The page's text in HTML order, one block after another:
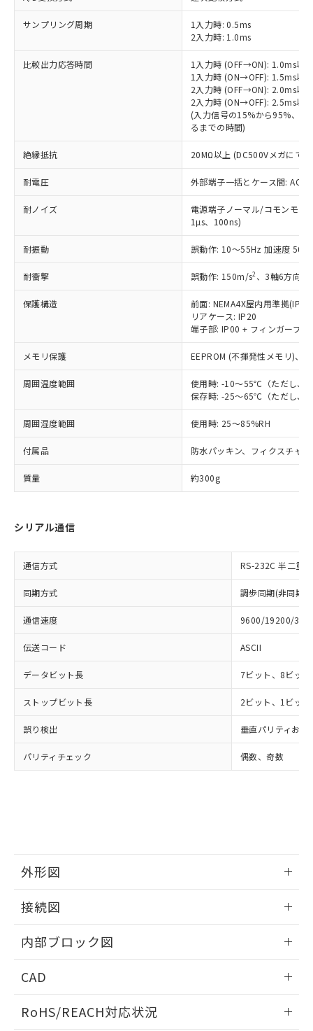
サンプリング周期
1入力時: 0.5ms
2入力時: 1.0ms
比較出力応答時間
1入力時 (OFF→ON): 1.0ms以下
1入力時 (ON→OFF): 1.5ms以下
2入力時 (OFF→ON): 2.0ms以下
2入力時 (ON→OFF): 2.5ms以下
(入力信号の15%から95%、ま
るまでの時間)
絶縁抵抗 20MΩ以上 (DC500Vメガにて)
耐電圧 外部端子一括とケース間:
耐ノイズ
電源端子ノーマル/コモンモ
1µs、100ns)
耐振動 誤動作: 10～55Hz 加速度
耐衝撃 誤動作: 150m/s2 、3軸6方向
保護構造
前面: NEMA4X屋内用準拠
リアケース: IP20
端子部: IP00 + フィンガープ
メモリ保護 EEPROM (不揮発性メモリ)、
周囲温度範囲
使用時: -10～55℃（ただし、
保存時: -25～65℃（ただし、
周囲湿度範囲 使用時: 25～85%RH
付属品 防水パッキン、フィクスチャ
質量 約300g
シリアル通信
通信方式 RS-232C 半二重
同期方式 調歩同期(非同期
通信速度 9600/19200/
伝送コード ASCII
データビット長 7ビット、8ビット
ストップビット長 2ビット、1ビット
誤り検出 垂直パリティおよ
パリティチェック 偶数、奇数
外形図
接続図
内部ブロック図
CAD
ドすることができます。
RoHS/REACH対応状況
当社制御機器事業取扱商品の中には、
本サービスの対象外となる商品もある
ことをご了承ください。
在庫状況および標準価格照会結果は、
記載している更新日時点での社内デー
タに基づき作成されるものであり、閲
覧された時点での実際の在庫および標
準価格とは異なる場合があることをご
正式な納期状況および標準価格はお客
様のお取引先、またはお客様担当のオ
ムロン制御機器販売店・当社販売員に
オムロン制御機器販売店や当社販売拠
販売ネットワーク
」をご確認
在庫状況および標準価格結果を当社の
示しないようお願いします。
マイパーツ機能（部品リスト作成サー
ビス）をご利用いただくには、I-Web
メンバーズにご登録されている必要が
お客様が当ウェブサイト上で当社にご
登録された部品リストについて、当社
および当社の共同利用者が、当社の製
品・サービスに関するお客様との取
※当社の共同利用者とは、"個人情報
の「1.共同利
用者の範囲」に記載されている法人を
いたものが、含有品と判明した場合などや
むを得ず変更することがあります。
鉛(Pb) 1000ppm以下、 水銀(Hg) 1000ppm以下、 カド
六価クロム(Cr(Ⅵ)) 1000ppm以下、ポリ臭化ビフェニル
類(PBB) 1000ppm以下、ポリ臭化ジフェニルエーテル類
(PBDE) 1000ppm以下、フタル酸ビス(2-エチルヘキシ
（DBP） 1000ppm以下、フタル酸ジイソブチル
但し、RoHS指令で産業用監視および制御機器に対する
図的な使用がないことを確認しています。
部品在庫の切り替え状況などにより、予定
※3 非含有証明書ダウンロード
下記の非含有証明書をダウンロードするこ
EU RoHS指令（10物質）の非含有証明書
51物質の非含有証明書（当社基準）
※本証明書は発行日時点で非含有を証明す
るもので、過去に遡って非含有を証明する
荷製品に未対応品が混在することから備考
既に当社にて対応品への在庫切替を完了
していることから、特段のことがない限
り、2022年1月12日より割愛しておりま
「×」：最大均質材料含有率が中国RoHSの
基準値を超えていることを示します。
「－」：未確認です。当社販売部門へお問
い合わせください。
*中国RoHS10物質の基準値 (GB/T26572)：
Pb(鉛) :1000ppm、 Hg(水銀) : 1000ppm、 Cd(カドミウ
Cr(Ⅵ)(六価クロム) : 1000ppm、 PBBs(ポリ臭化ビフェ
ニル類) : 1000ppm、 PBDEs(ポリ臭化ジフェニルエーテ
DBP(フタル酸ジブチル) : 1000ppm、 DIBP(フタル酸ジ
イソブチル) : 1000ppm、 BBP(フタル酸ブチルベンジ
DEHP(フタル酸ビス(2-エチルヘキシル)) : 1000ppm
「ｅ」：有害物質（10物質）のすべてが基
準値以下であることを示します。
「10」：通常の使用状況下において有害物
及ぼさない年数を意味します。
「－」：未確認です。当社販売部門へお問
当社は、これら貴社製品のうち、外国
為替および外国貿易法に定める商品
（以下｢規制貨物等」という）を輸出
または国外への提供する場合は、日本
国政府の輸出許可(または役務取引許
可)を取得するなどの必要な手続きを
当社は規制貨物を破棄する場合は、完
全に破砕するなど、違法に輸出されな
いよう必要な手段を講じます。
当社は貴社製品を、核兵器、ミサイ
ル、化学兵器、生物兵器またはその他
武器並びにこれらの製造装置等に一切
当社は、貴社製品を第三者に販売する
場合は、上記1、2および3の内容を当
該第三者に通知します。また当社は、
販売先および販売に係わる関係者が違
法に輸出するおそれがある場合は、取
り引きをいたしません。
キャンセル
一定数以上の在庫あり
一定数には満たないが在庫あり
在庫なし(最新の在庫状況につ
いては、お客様のお取引先、ま
たはお客様担当のオムロン制御
機器販売店・当社販売員にご確
受注生産機種、また在庫状況の
情報を公開していない機種